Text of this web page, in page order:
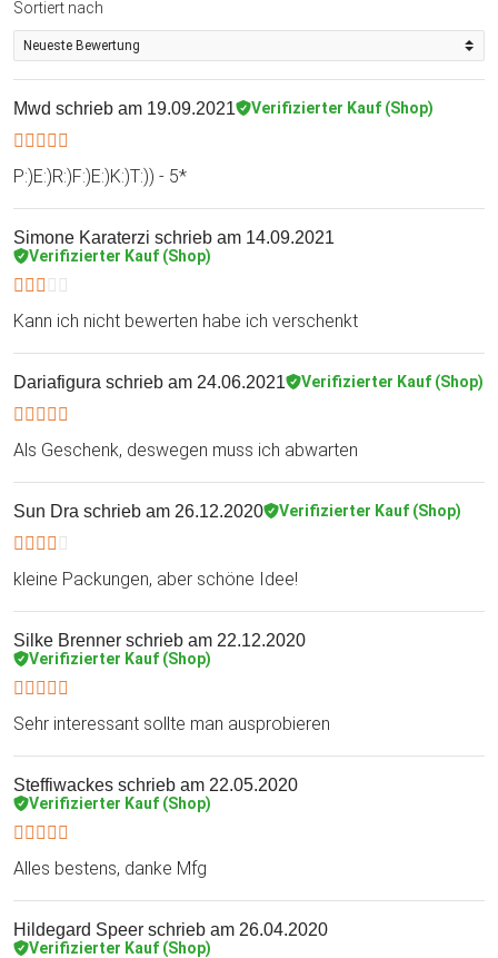
Sortiert nach
Mwd schrieb am 19.09.2021 Verifizierter Kauf (Shop)
P:)E:)R:)F:)E:)K:)T:)) - 5*
Simone Karaterzi schrieb am 14.09.2021
Verifizierter Kauf (Shop)
Kann ich nicht bewerten habe ich verschenkt
Dariafigura schrieb am 24.06.2021 Verifizierter Kauf (Shop)
Als Geschenk, deswegen muss ich abwarten
Sun Dra schrieb am 26.12.2020 Verifizierter Kauf (Shop)
kleine Packungen, aber schöne Idee!
Silke Brenner schrieb am 22.12.2020
Verifizierter Kauf (Shop)
Sehr interessant sollte man ausprobieren
Steffiwackes schrieb am 22.05.2020
Verifizierter Kauf (Shop)
Alles bestens, danke Mfg
Hildegard Speer schrieb am 26.04.2020
Verifizierter Kauf (Shop)